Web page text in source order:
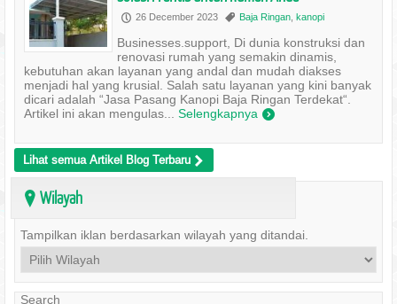
P 26 December 2023 , Baja Ringan, kanopi
Businesses.support, Di dunia konstruksi dan
renovasi rumah yang semakin dinamis,
kebutuhan akan layanan yang andal dan mudah diakses
menjadi hal yang krusial. Salah satu layanan yang kini banyak
dicari adalah “Jasa Pasang Kanopi Baja Ringan Terdekat“.
Artikel ini akan mengulas... Selengkapnya )
Lihat semua Artikel Blog Terbaru >
? Wilayah
Tampilkan iklan berdasarkan wilayah yang ditandai.
Search